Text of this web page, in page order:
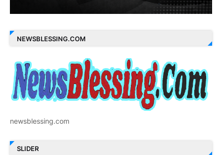
NEWSBLESSING.COM
newsblessing.com
SLIDER